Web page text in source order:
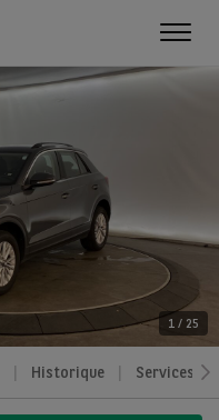
1 / 25
Historique Services